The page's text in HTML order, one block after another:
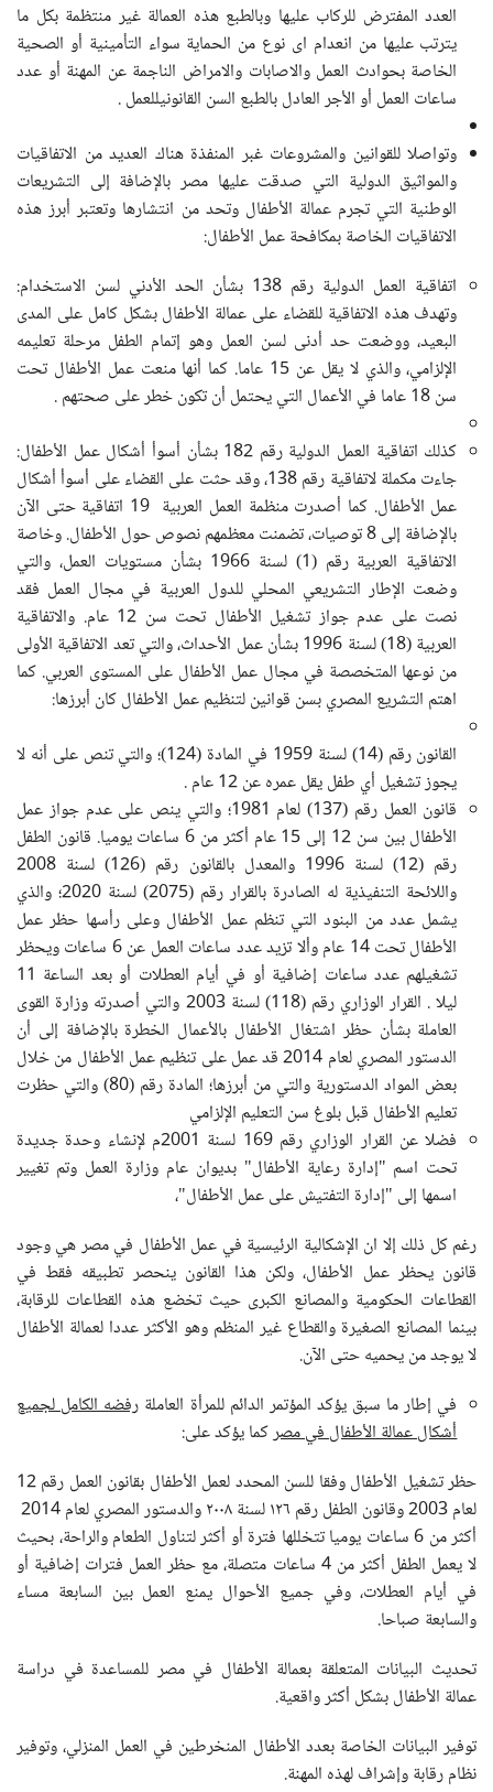
العدد المفترض للركاب عليها وبالطبع هذه العمالة غير منتظمة بكل ما
يترتب عليها من انعدام اى نوع من الحماية سواء التأمينية أو الصحية
الخاصة بحوادث العمل والاصابات والامراض الناجمة عن المهنة أو عدد
ساعات العمل أو الأجر العادل بالطبع السن القانونيللعمل .
وتواصلا للقوانين والمشروعات غبر المنفذة هناك العديد من الاتفاقيات
والمواثيق الدولية التي صدقت عليها مصر بالإضافة إلى التشريعات
الوطنية التي تجرم عمالة الأطفال وتحد من انتشارها وتعتبر أبرز هذه
الاتفاقيات الخاصة بمكافحة عمل الأطفال:
اتفاقية العمل الدولية رقم 138 بشأن الحد الأدني لسن الاستخدام:
وتهدف هذه الاتفاقية للقضاء على عمالة الأطفال بشكل كامل على المدى
البعيد، ووضعت حد أدنى لسن العمل وهو إتمام الطفل مرحلة تعليمه
الإلزامي، والذي لا يقل عن 15 عاما. كما أنها منعت عمل الأطفال تحت
سن 18 عاما في الأعمال التي يحتمل أن تكون خطر على صحتهم
.
كذلك اتفاقية العمل الدولية رقم 182 بشأن أسوأ أشكال عمل الأطفال:
جاءت مكملة لاتفاقية رقم 138، وقد حثت على القضاء على أسوأ أشكال
عمل الأطفال.
كما أصدرت منظمة العمل العربية 19 اتفاقية حتى الآن
بالإضافة إلى 8 توصيات، تضمنت معظمهم نصوص حول الأطفال. وخاصة
الاتفاقية العربية رقم (1) لسنة 1966 بشأن مستويات العمل، والتي
وضعت الإطار التشريعي المحلي للدول العربية في مجال العمل فقد
نصت على عدم جواز تشغيل الأطفال تحت سن 12 عام. والاتفاقية
العربية (18) لسنة 1996 بشأن عمل الأحداث، والتي تعد الاتفاقية الأولى
من نوعها المتخصصة في مجال عمل الأطفال على المستوى العربي. كما
اهتم التشريع المصري بسن قوانين لتنظيم عمل الأطفال كان أبرزها:
القانون رقم (14) لسنة 1959 في المادة (124)؛ والتي تنص على أنه لا
يجوز تشغيل أي طفل يقل عمره عن 12 عام
.
قانون العمل رقم (137) لعام 1981؛ والتي ينص على عدم جواز عمل
الأطفال بين سن 12 إلى 15 عام أكثر من 6 ساعات يوميا. قانون الطفل
رقم (12) لسنة 1996 والمعدل بالقانون رقم (126) لسنة 2008
واللائحة التنفيذية له الصادرة بالقرار رقم (2075) لسنة 2020؛ والذي
يشمل عدد من البنود التي تنظم عمل الأطفال وعلى رأسها حظر عمل
الأطفال تحت 14 عام وألا تزيد عدد ساعات العمل عن 6 ساعات ويحظر
تشغيلهم عدد ساعات إضافية أو في أيام العطلات أو بعد الساعة 11
ليلا.
القرار الوزاري رقم (118) لسنة 2003 والتي أصدرته وزارة القوى
العاملة بشأن حظر اشتغال الأطفال بالأعمال الخطرة بالإضافة إلى أن
الدستور المصري لعام 2014 قد عمل على تنظيم عمل الأطفال من خلال
بعض المواد الدستورية والتي من أبرزها؛ المادة رقم (80) والتي حظرت
تعليم الأطفال قبل بلوغ سن التعليم الإلزامي
فضلا عن القرار الوزاري رقم 169 لسنة 2001م لإنشاء وحدة جديدة
تحت اسم "إدارة رعاية الأطفال" بديوان عام وزارة العمل وتم تغيير
اسمها إلى "إدارة التفتيش على عمل الأطفال"،
رغم كل ذلك إلا ان الإشكالية الرئيسية في عمل الأطفال في مصر هي وجود
قانون يحظر عمل الأطفال، ولكن هذا القانون ينحصر تطبيقه فقط في
القطاعات الحكومية والمصانع الكبرى حيث تخضع هذه القطاعات للرقابة،
بينما المصانع الصغيرة والقطاع غير المنظم وهو الأكثر عددا لعمالة الأطفال
لا يوجد من يحميه حتى الآن.
في إطار ما سبق يؤكد المؤتمر الدائم للمرأة العاملة رفضه الكامل لجميع
أشكال عمالة الأطفال في مصركما يؤكد على:
حظر تشغيل الأطفال وفقا للسن المحدد لعمل الأطفال بقانون العمل رقم 12
أكثر من 6 ساعات يوميا تتخللها فترة أو أكثر لتناول الطعام والراحة، بحيث
لا يعمل الطفل أكثر من 4 ساعات متصلة، مع حظر العمل فترات إضافية أو
في أيام العطلات، وفي جميع الأحوال يمنع العمل بين السابعة مساء
والسابعة صباحا.
تحديث البيانات المتعلقة بعمالة الأطفال في مصر للمساعدة في دراسة
عمالة الأطفال بشكل أكثر واقعية.
توفير البيانات الخاصة بعدد الأطفال المنخرطين في العمل المنزلي، وتوفير
نظام رقابة وإشراف لهذه المهنة.